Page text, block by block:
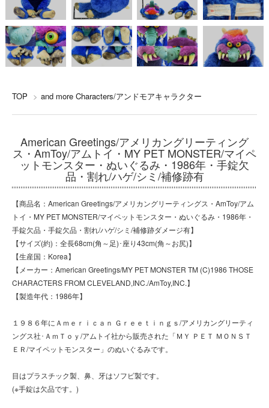
TOP > and more Characters/アンドモアキャラクター
American Greetings/アメリカングリーティング
ス・AmToy/アムトイ・MY PET MONSTER/マイペ
ットモンスター・ぬいぐるみ・1986年・手錠欠
品・割れ/ハゲ/シミ/補修跡有
【商品名：American Greetings/アメリカングリーティングス・AmToy/アム
トイ・MY PET MONSTER/マイペットモンスター・ぬいぐるみ・1986年・
手錠欠品・手錠欠品・割れ/ハゲ/シミ/補修跡ダメージ有】
【サイズ(約)：全長68cm(角～足)･座り43cm(角～お尻)】
【生産国：Korea】
【メーカー：American Greetings/MY PET MONSTER TM (C)1986 THOSE
CHARACTERS FROM CLEVELAND,INC./AmToy,INC.】
【製造年代：1986年】
１９８６年にＡｍｅｒｉｃａｎ Ｇｒｅｅｔｉｎｇｓ/アメリカングリーティ
ングス社･ＡｍＴｏｙ/アムトイ社から販売された「ＭＹ ＰＥＴ ＭＯＮＳＴ
ＥＲ/マイペットモンスター」のぬいぐるみです。
目はプラスチック製、鼻、牙はソフビ製です。
(※手錠は欠品です。)